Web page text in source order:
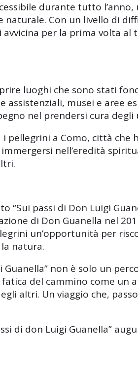
durante tutto
Con un livello di
per la prima volta
luoghi che sono stati
musei e aree
nel prendersi cura degli
a Como, città che
nell’eredità
passi di Don Luigi
di Don Guanella nel
un’opportunità per
natura.
non è solo un
del cammino come un
altri. Un viaggio che,
di don Luigi Guanella”